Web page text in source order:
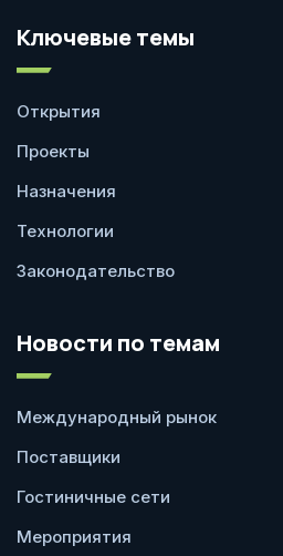
Ключевые темы
Открытия
Проекты
Назначения
Технологии
Законодательство
Новости по темам
Международный рынок
Поставщики
Гостиничные сети
Мероприятия